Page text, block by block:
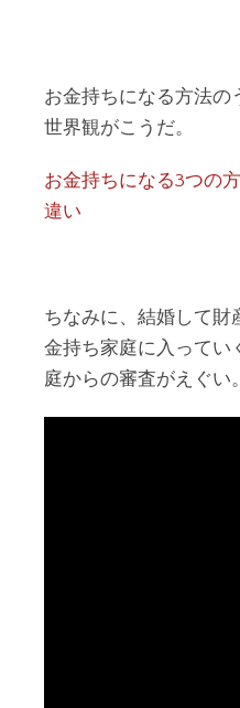
お金持ちになる方法の
世界観がこうだ。
お金持ちになる3つの
違い
ちなみに、結婚して財
金持ち家庭に入ってい
庭からの審査がえぐい。